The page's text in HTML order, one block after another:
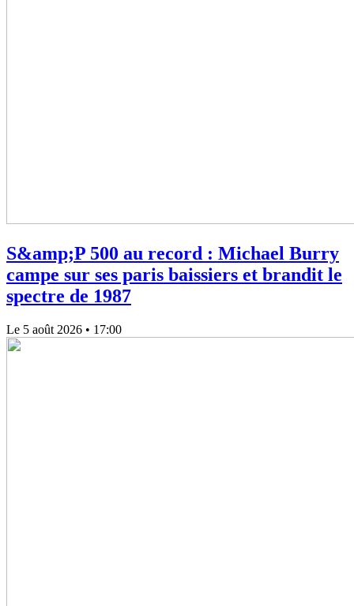
S&amp;P 500 au record : Michael Burry
campe sur ses paris baissiers et brandit le
spectre de 1987
Le 5 août 2026 • 17:00